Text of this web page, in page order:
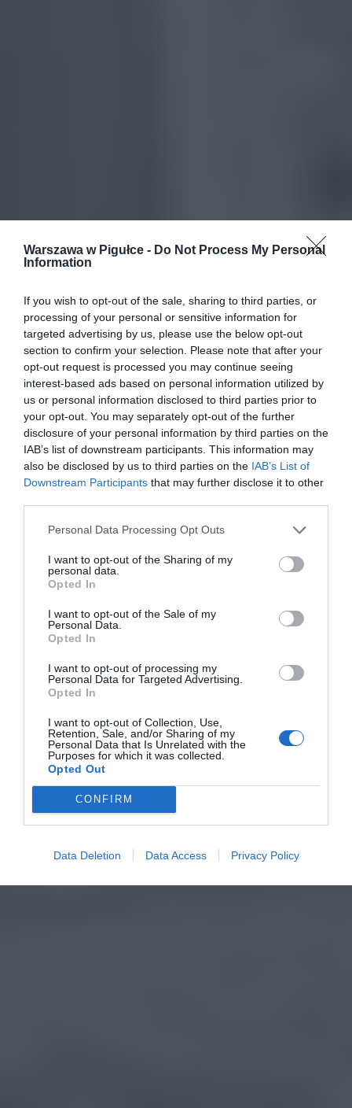
Warszawa w Pigułce - Do Not Process My Personal
Information
If you wish to opt-out of the sale, sharing to third parties, or
processing of your personal or sensitive information for
targeted advertising by us, please use the below opt-out
section to confirm your selection. Please note that after your
opt-out request is processed you may continue seeing
interest-based ads based on personal information utilized by
us or personal information disclosed to third parties prior to
your opt-out. You may separately opt-out of the further
disclosure of your personal information by third parties on the
IAB’s list of downstream participants. This information may
also be disclosed by us to third parties on the IAB’s List of
Downstream Participants that may further disclose it to other
Personal Data Processing Opt Outs
I want to opt-out of the Sharing of my
personal data.
Opted In
I want to opt-out of the Sale of my
Personal Data.
Opted In
I want to opt-out of processing my
Personal Data for Targeted Advertising.
Opted In
I want to opt-out of Collection, Use,
Retention, Sale, and/or Sharing of my
Personal Data that Is Unrelated with the
Purposes for which it was collected.
Opted Out
CONFIRM
Data Deletion Data Access Privacy Policy